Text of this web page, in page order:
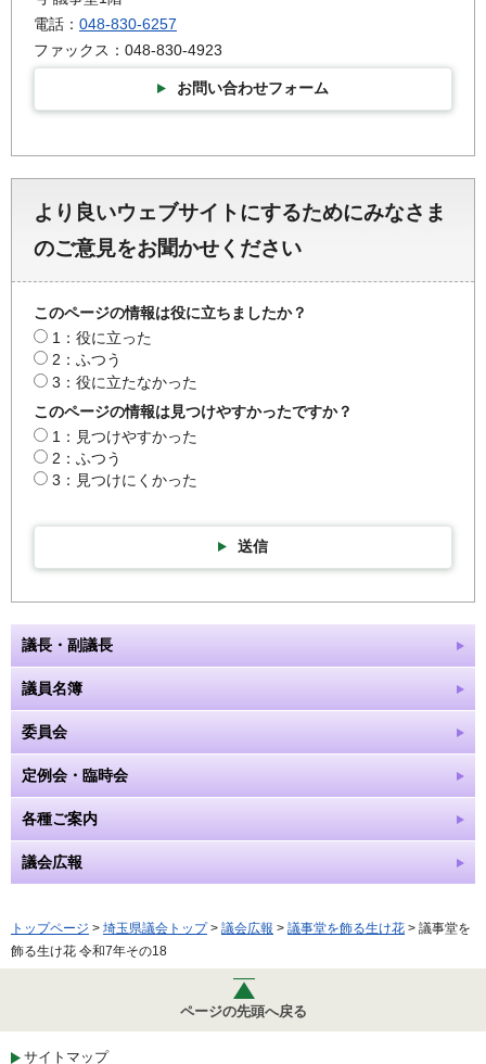
電話： 048-830-6257
ファックス：048-830-4923
お問い合わせフォーム
より良いウェブサイトにするためにみなさま
のご意見をお聞かせください
このページの情報は役に立ちましたか？
1：役に立った
2：ふつう
3：役に立たなかった
このページの情報は見つけやすかったですか？
1：見つけやすかった
2：ふつう
3：見つけにくかった
送信
議長・副議長
議員名簿
委員会
定例会・臨時会
各種ご案内
議会広報
トップページ > 埼玉県議会トップ> 議会広報 > 議事堂を飾る生け花 > 議事堂を
飾る生け花 令和7年その18
ページの先頭へ戻る
サイトマップ